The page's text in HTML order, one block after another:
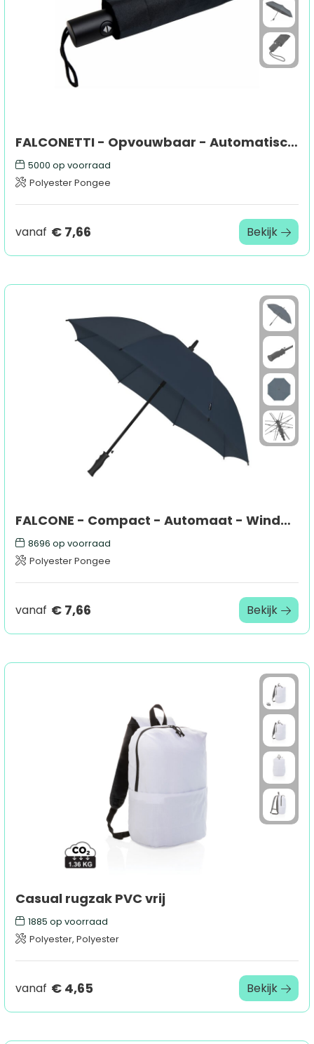
FALCONETTI - Opvouwbaar - Automatisch openen en sluiten - Windproof - 100 cm
5000 op voorraad
Polyester Pongee
vanaf € 7,66 Bekijk
FALCONE - Compact - Automaat - Windproof - 102 cm
8696 op voorraad
Polyester Pongee
vanaf € 7,66 Bekijk
Casual rugzak PVC vrij
1885 op voorraad
Polyester, Polyester
vanaf € 4,65 Bekijk